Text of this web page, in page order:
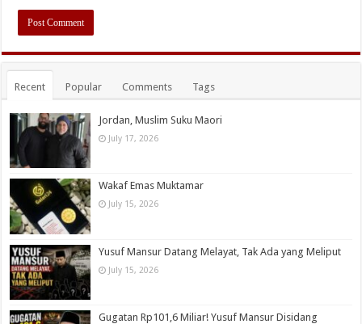
Recent Popular Comments Tags
Jordan, Muslim Suku Maori
July 17, 2026
Wakaf Emas Muktamar
July 15, 2026
Yusuf Mansur Datang Melayat, Tak Ada yang Meliput
July 15, 2026
Gugatan Rp101,6 Miliar! Yusuf Mansur Disidang